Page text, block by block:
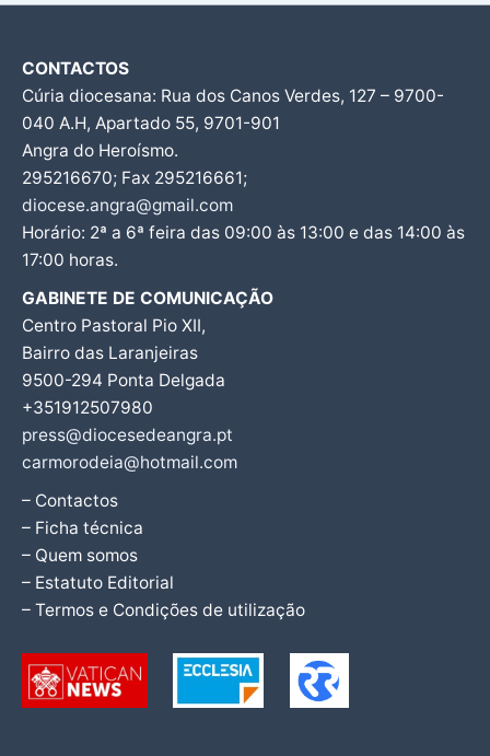
CONTACTOS
Cúria diocesana: Rua dos Canos Verdes, 127 – 9700-
040 A.H, Apartado 55, 9701-901
Angra do Heroísmo.
295216670; Fax 295216661;
diocese.angra@gmail.com
Horário: 2ª a 6ª feira das 09:00 às 13:00 e das 14:00 às
17:00 horas.
GABINETE DE COMUNICAÇÃO
Centro Pastoral Pio XII,
Bairro das Laranjeiras
9500-294 Ponta Delgada
+351912507980
press@diocesedeangra.pt
carmorodeia@hotmail.com
– Contactos
– Ficha técnica
– Quem somos
– Estatuto Editorial
– Termos e Condições de utilização